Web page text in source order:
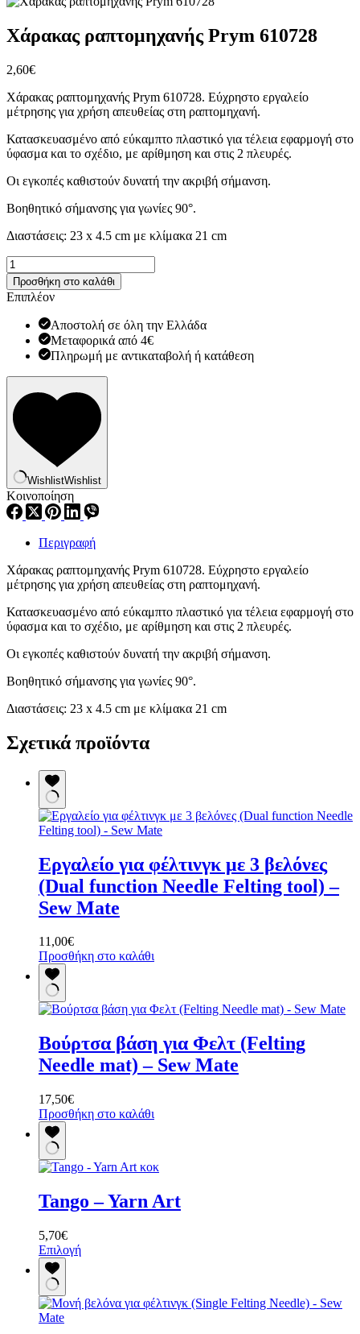
Χάρακας ραπτομηχανής Prym 610728
2,60€
Χάρακας ραπτομηχανής Prym 610728. Εύχρηστο εργαλείο
μέτρησης για χρήση απευθείας στη ραπτομηχανή.
Κατασκευασμένο από εύκαμπτο πλαστικό για τέλεια εφαρμογή στο
ύφασμα και το σχέδιο, με αρίθμηση και στις 2 πλευρές.
Οι εγκοπές καθιστούν δυνατή την ακριβή σήμανση.
Βοηθητικό σήμανσης για γωνίες 90°.
Διαστάσεις: 23 x 4.5 cm με κλίμακα 21 cm
Χάρακας
ραπτομηχανής
Prym
610728
ποσότητα
Προσθήκη στο καλάθι
Επιπλέον
Αποστολή σε όλη την Ελλάδα
Μεταφορικά από 4€
Πληρωμή με αντικαταβολή ή κατάθεση
WishlistWishlist
Κοινοποίηση
Περιγραφή
Χάρακας ραπτομηχανής Prym 610728. Εύχρηστο εργαλείο
μέτρησης για χρήση απευθείας στη ραπτομηχανή.
Κατασκευασμένο από εύκαμπτο πλαστικό για τέλεια εφαρμογή στο
ύφασμα και το σχέδιο, με αρίθμηση και στις 2 πλευρές.
Οι εγκοπές καθιστούν δυνατή την ακριβή σήμανση.
Βοηθητικό σήμανσης για γωνίες 90°.
Διαστάσεις: 23 x 4.5 cm με κλίμακα 21 cm
Σχετικά προϊόντα
Εργαλείο για φέλτινγκ με 3 βελόνες
(Dual function Needle Felting tool) –
Sew Mate
11,00€
Προσθήκη στο καλάθι
Βούρτσα βάση για Φελτ (Felting
Needle mat) – Sew Mate
17,50€
Προσθήκη στο καλάθι
Tango – Yarn Art
5,70€
ΕπιλογήΑυτό
πολλαπλές